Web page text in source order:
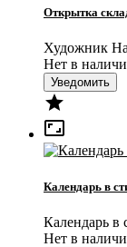
Открытка
Художник
Нет в
Уведомить


Календарь в
Календарь в
Нет в